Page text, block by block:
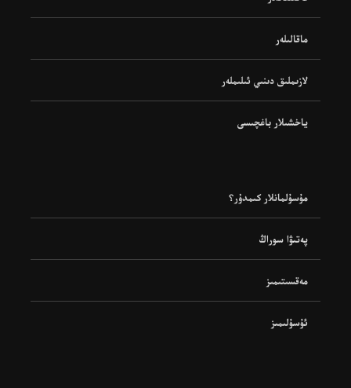
ماقالىلەر
لازىملىق دىنىي ئىلىملەر
ياخشىلار باغچىسى
مۇسۇلمانلار كىمدۇر؟
پەتىۋا سوراڭ
مەقسىتىمىز
ئۇسۇلىمىز